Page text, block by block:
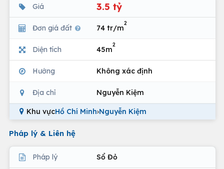
Giá 3.5 tỷ
Đơn giá đất 74 tr/m
2
Diện tích 45m
2
Hướng Không xác định
Địa chỉ Nguyễn Kiệm
Khu vựcHồ Chí Minh›Nguyễn Kiệm
Pháp lý & Liên hệ
Pháp lý Sổ Đỏ